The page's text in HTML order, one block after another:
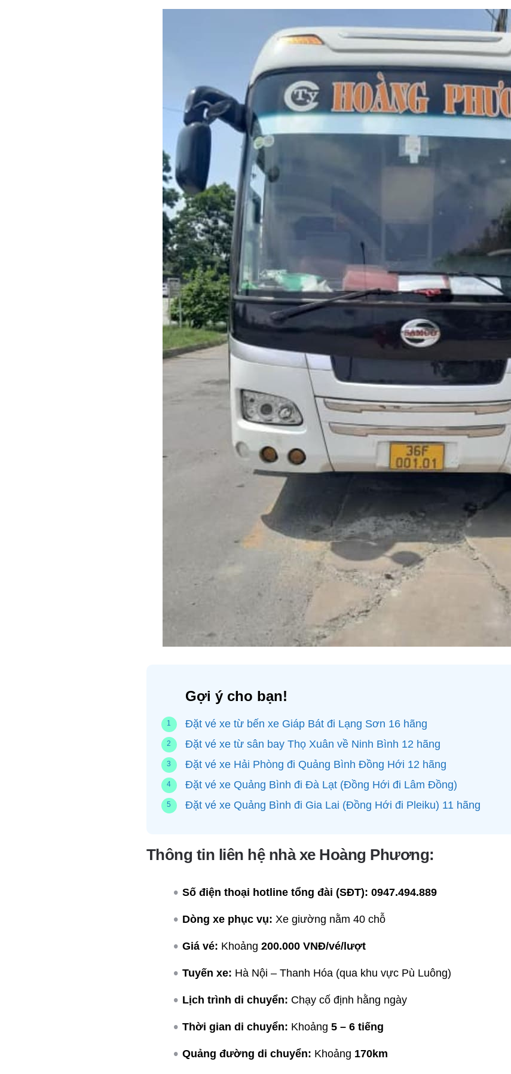
Gợi ý cho bạn!
Đặt vé xe từ bến xe Giáp Bát đi Lạng Sơn 16 hãng
Đặt vé xe từ sân bay Thọ Xuân về Ninh Bình 12 hãng
Đặt vé xe Hải Phòng đi Quảng Bình Đồng Hới 12 hãng
Đặt vé xe Quảng Bình đi Đà Lạt (Đồng Hới đi Lâm Đồng)
Đặt vé xe Quảng Bình đi Gia Lai (Đồng Hới đi Pleiku) 11 hãng
Thông tin liên hệ nhà xe Hoàng Phương:
Số điện thoại hotline tổng đài (SĐT): 0947.494.889
Dòng xe phục vụ: Xe giường nằm 40 chỗ
Giá vé: Khoảng 200.000 VNĐ/vé/lượt
Tuyến xe: Hà Nội – Thanh Hóa (qua khu vực Pù Luông)
Lịch trình di chuyển: Chạy cố định hằng ngày
Thời gian di chuyển: Khoảng 5 – 6 tiếng
Quảng đường di chuyển: Khoảng 170km